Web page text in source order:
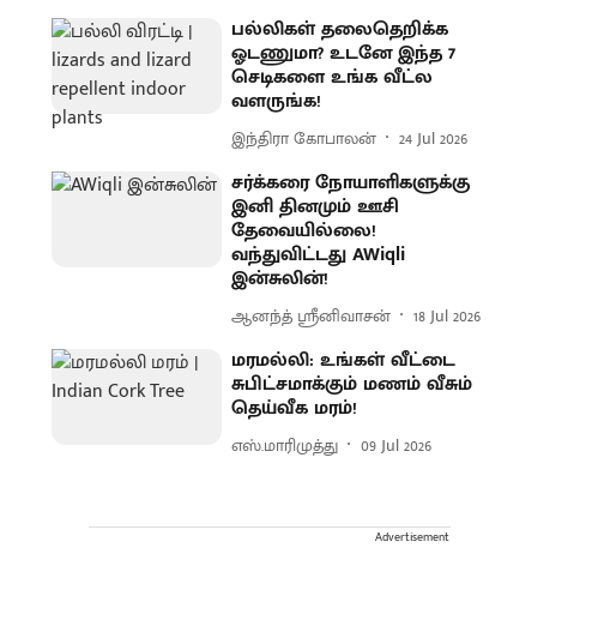
பல்லிகள் தலைதெறிக்க
ஓடணுமா? உடனே இந்த 7
செடிகளை உங்க வீட்ல
வளருங்க!
இந்திரா கோபாலன் 24 Jul 2026
சர்க்கரை நோயாளிகளுக்கு
இனி தினமும் ஊசி
தேவையில்லை!
வந்துவிட்டது AWiqli
இன்சுலின்!
ஆனந்த் ஸ்ரீனிவாசன் 18 Jul 2026
மரமல்லி: உங்கள் வீட்டை
சுபிட்சமாக்கும் மணம் வீசும்
தெய்வீக மரம்!
எஸ்.மாரிமுத்து 09 Jul 2026
Advertisement